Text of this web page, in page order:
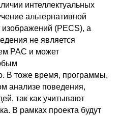
интеллектуальных
альтернативной
(PECS), а
не является
РАС и может
В тоже время, программы,
анализе поведения,
так как учитывают
В рамках проекта будут